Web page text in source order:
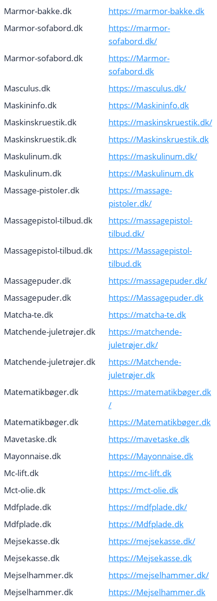
Marmor-bakke.dk
https://marmor-bakke.dk
Marmor-sofabord.dk
https://marmor-
sofabord.dk/
Marmor-sofabord.dk
https://Marmor-
sofabord.dk
Masculus.dk
https://masculus.dk/
Maskininfo.dk
https://Maskininfo.dk
Maskinskruestik.dk
https://maskinskruestik.dk/
Maskinskruestik.dk
https://Maskinskruestik.dk
Maskulinum.dk
https://maskulinum.dk/
Maskulinum.dk
https://Maskulinum.dk
Massage-pistoler.dk
https://massage-
pistoler.dk/
Massagepistol-tilbud.dk
https://massagepistol-
tilbud.dk/
Massagepistol-tilbud.dk
https://Massagepistol-
tilbud.dk
Massagepuder.dk
https://massagepuder.dk/
Massagepuder.dk
https://Massagepuder.dk
Matcha-te.dk
https://matcha-te.dk
Matchende-juletrøjer.dk
https://matchende-
juletrøjer.dk/
Matchende-juletrøjer.dk
https://Matchende-
juletrøjer.dk
Matematikbøger.dk
https://matematikbøger.dk
/
Matematikbøger.dk
https://Matematikbøger.dk
Mavetaske.dk
https://mavetaske.dk
Mayonnaise.dk
https://Mayonnaise.dk
Mc-lift.dk
https://mc-lift.dk
Mct-olie.dk
https://mct-olie.dk
Mdfplade.dk
https://mdfplade.dk/
Mdfplade.dk
https://Mdfplade.dk
Mejsekasse.dk
https://mejsekasse.dk/
Mejsekasse.dk
https://Mejsekasse.dk
Mejselhammer.dk
https://mejselhammer.dk/
Mejselhammer.dk
https://Mejselhammer.dk